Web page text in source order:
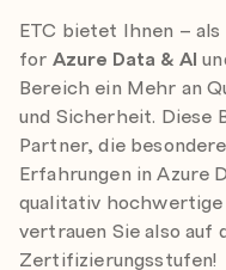
ETC bietet Ihnen –
for Azure Data & AI
Bereich ein Mehr an
und Sicherheit. Diese
Partner, die
Erfahrungen in Azure
qualitativ hochwertige
vertrauen Sie also
Zertifizierungsstufen!